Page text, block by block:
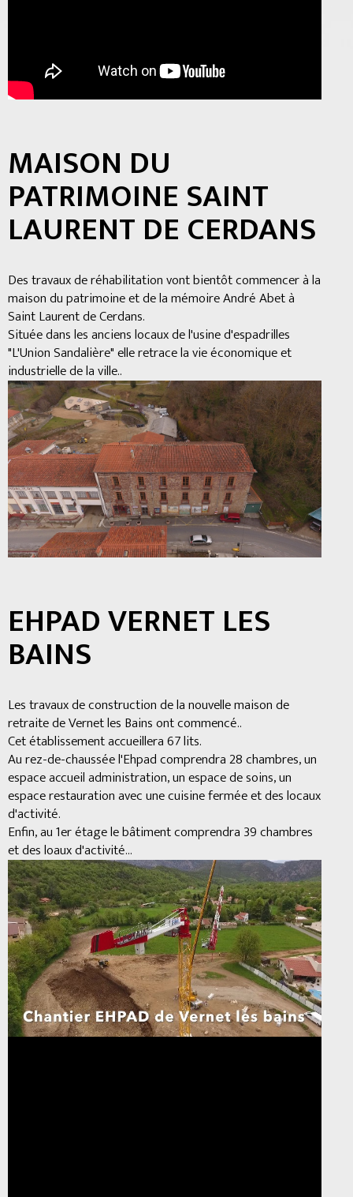
MAISON DU
PATRIMOINE SAINT
LAURENT DE CERDANS
Des travaux de réhabilitation vont bientôt commencer à la
maison du patrimoine et de la mémoire André Abet à
Saint Laurent de Cerdans.
Située dans les anciens locaux de l'usine d'espadrilles
"L'Union Sandalière" elle retrace la vie économique et
industrielle de la ville..
EHPAD VERNET LES
BAINS
Les travaux de construction de la nouvelle maison de
retraite de Vernet les Bains ont commencé..
Cet établissement accueillera 67 lits.
Au rez-de-chaussée l'Ehpad comprendra 28 chambres, un
espace accueil administration, un espace de soins, un
espace restauration avec une cuisine fermée et des locaux
d'activité.
Enfin, au 1er étage le bâtiment comprendra 39 chambres
et des loaux d'activité...